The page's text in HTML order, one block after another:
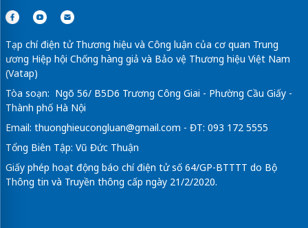
Tạp chí điện tử Thương hiệu và Công luận của cơ quan Trung
ương Hiệp hội Chống hàng giả và Bảo vệ Thương hiệu Việt Nam
(Vatap)
Tòa soạn: Ngõ 56/ B5D6 Trương Công Giai - Phường Cầu Giấy -
Thành phố Hà Nội
Email: thuonghieucongluan@gmail.com - ĐT: 093 172 5555
Tổng Biên Tập: Vũ Đức Thuận
Giấy phép hoạt động báo chí điện tử số 64/GP-BTTTT do Bộ
Thông tin và Truyền thông cấp ngày 21/2/2020.